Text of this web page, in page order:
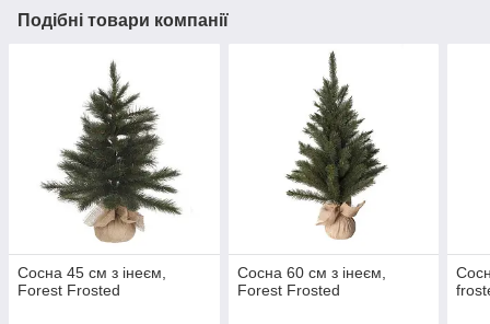
Подібні товари компанії
Сосна 45 см з інеєм,
Forest Frosted
Сосна 60 см з інеєм,
Forest Frosted